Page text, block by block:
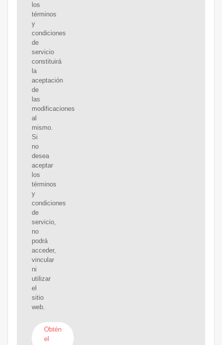
los
términos
y
condiciones
de
servicio
constituirá
la
aceptación
de
las
modificaciones
al
mismo.
Si
no
desea
aceptar
los
términos
y
condiciones
de
servicio,
no
podrá
acceder,
vincular
ni
utilizar
el
sitio
web.
Obtén
el